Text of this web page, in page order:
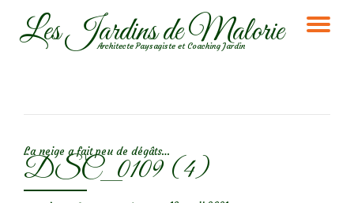
AllerLes Jardins de Malorie
Architecte Paysagiste et Coaching Jardin
La neige a fait peu de dégâts…
DSC_0109 (4)